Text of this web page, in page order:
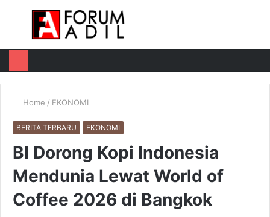
Menu
Home / EKONOMI
BERITA TERBARU EKONOMI
BI Dorong Kopi Indonesia
Mendunia Lewat World of
Coffee 2026 di Bangkok